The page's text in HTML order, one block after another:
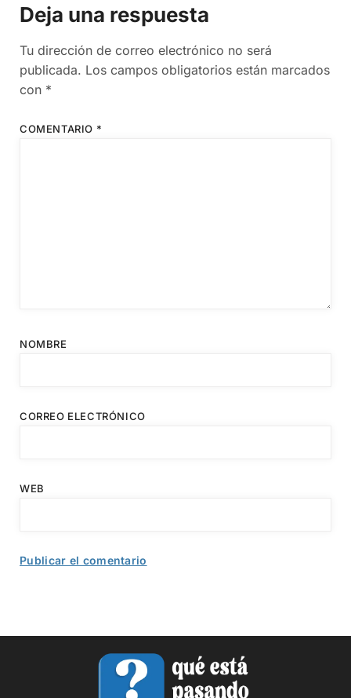
Deja una respuesta
Tu dirección de correo electrónico no será
publicada. Los campos obligatorios están marcados
con *
COMENTARIO *
NOMBRE
CORREO ELECTRÓNICO
WEB